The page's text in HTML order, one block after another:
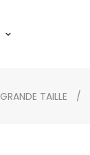
GRANDE TAILLE